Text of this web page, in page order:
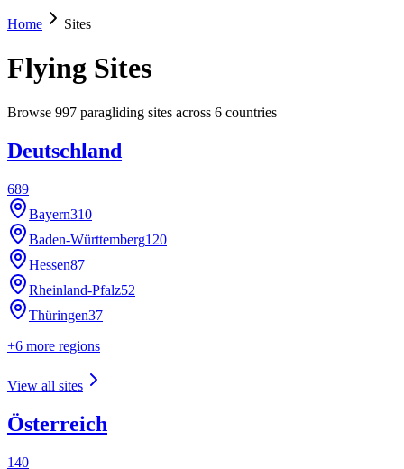
Home Sites
Flying Sites
Browse 997 paragliding sites across 6 countries
Deutschland
689
Bayern310
Baden-Württemberg120
Hessen87
Rheinland-Pfalz52
Thüringen37
+6 more regions
View all sites
Österreich
140